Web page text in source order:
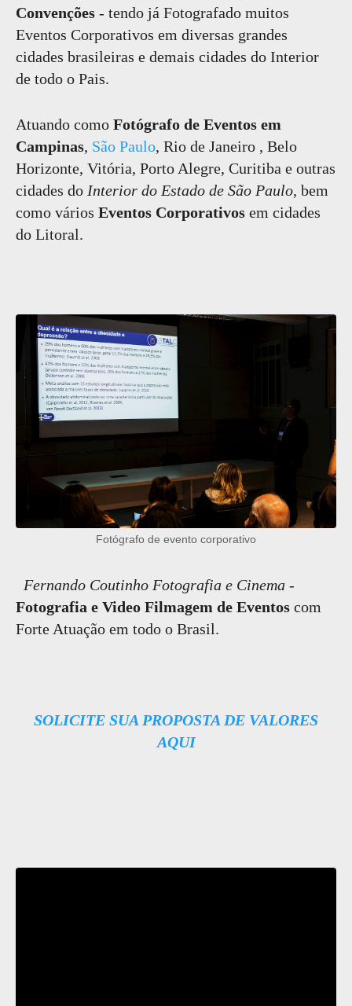
Convenções - tendo já Fotografado muitos
Eventos Corporativos em diversas grandes
cidades brasileiras e demais cidades do Interior
de todo o Pais.
Atuando como Fotógrafo de Eventos em
Campinas, São Paulo, Rio de Janeiro , Belo
Horizonte, Vitória, Porto Alegre, Curitiba e outras
cidades do Interior do Estado de São Paulo, bem
como vários Eventos Corporativos em cidades
do Litoral.
Fotógrafo de evento corporativo
Fernando Coutinho Fotografia e Cinema -
Fotografia e Video Filmagem de Eventos com
Forte Atuação em todo o Brasil.
SOLICITE SUA PROPOSTA DE VALORES
AQUI